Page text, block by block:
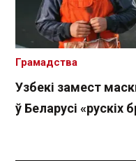
Узбекі замест
ў Беларусі «рускіх
Грамадства